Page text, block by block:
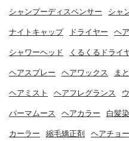
シャンプーディスペンサー シャ
ナイトキャップ ドライヤー ヘ
シャワーヘッド くるくるドライ
ヘアスプレー ヘアワックス ま
ヘアミスト ヘアフレグランス
パーマムース ヘアカラー 白髪
カーラー 縮毛矯正剤 ヘアチョ